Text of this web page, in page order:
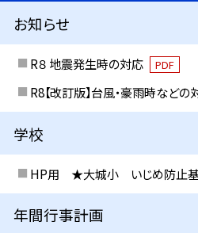
お知らせ
R８ 地震発生時の対応 PDF
R8【改訂版】台風・豪雨時などの
学校
HP用 ★大城小 いじめ防止
年間行事計画